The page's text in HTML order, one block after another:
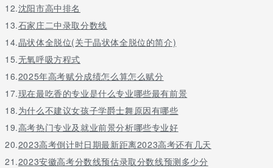
12.沈阳市高中排名
13.石家庄二中录取分数线
14.晶状体全脱位(关于晶状体全脱位的简介)
15.无氧呼吸方程式
16.2025年高考赋分成绩怎么算怎么赋分
17.现在最吃香的专业是什么专业哪些最有前景
18.为什么不建议女孩子学爵士舞原因有哪些
19.高考热门专业及就业前景分析哪些专业好
20.2023高考倒计时日期最新距离2023高考还有几天
21.2023安徽高考分数线预估录取分数线预测多少分